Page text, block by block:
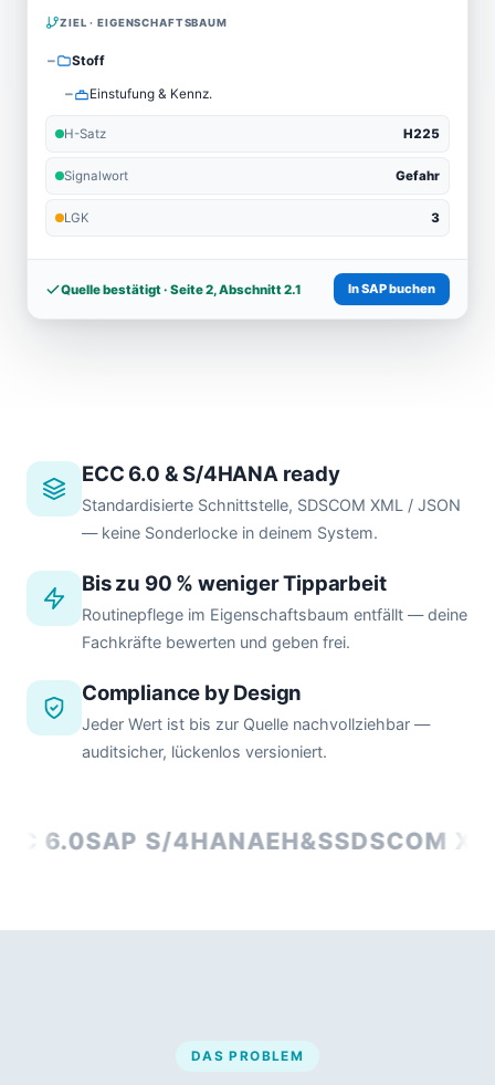
ZIEL · EIGENSCHAFTSBAUM
− Stoff
− Einstufung & Kennz.
H-Satz H225
Signalwort Gefahr
LGK 3
Quelle bestätigt · Seite 2, Abschnitt 2.1 In SAP buchen
ECC 6.0 & S/4HANA ready
Standardisierte Schnittstelle, SDSCOM XML / JSON
— keine Sonderlocke in deinem System.
Bis zu 90 % weniger Tipparbeit
Routinepflege im Eigenschaftsbaum entfällt — deine
Fachkräfte bewerten und geben frei.
Compliance by Design
Jeder Wert ist bis zur Quelle nachvollziehbar —
auditsicher, lückenlos versioniert.
6.0SAP S/4HANAEH&SSDSCOM
DAS PROBLEM